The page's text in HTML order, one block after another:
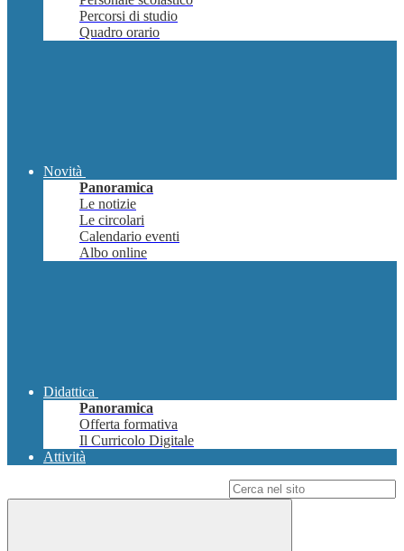
Percorsi di studio
Quadro orario
Novità
Panoramica
Le notizie
Le circolari
Calendario eventi
Albo online
Didattica
Panoramica
Offerta formativa
Il Curricolo Digitale
Attività